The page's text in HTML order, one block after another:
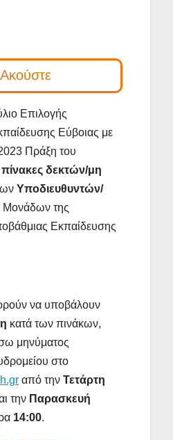
Επιλογής
Εύβοιας με
Πράξη του
πίνακες δεκτών/μη
Υποδιευθυντών/
Μονάδων της
Εκπαίδευσης
να υποβάλουν
κατά των πινάκων,
μηνύματος
στο
από την Τετάρτη
την Παρασκευή
14:00.